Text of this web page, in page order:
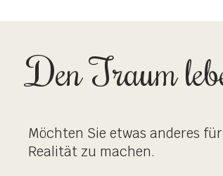
Den Traum
Möchten Sie etwas anderes
Realität zu machen.